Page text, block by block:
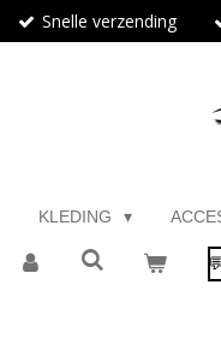
Snelle verzending
KLEDING